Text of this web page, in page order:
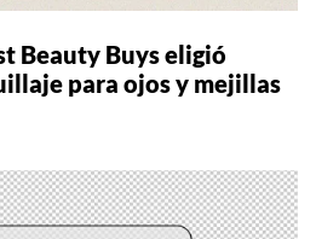
Beauty Buys eligió
para ojos y mejillas